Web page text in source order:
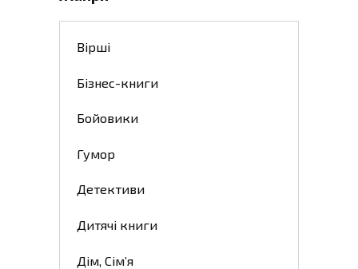
Вірші
Бізнес-книги
Бойовики
Гумор
Детективи
Дитячі книги
Дім, Сім’я